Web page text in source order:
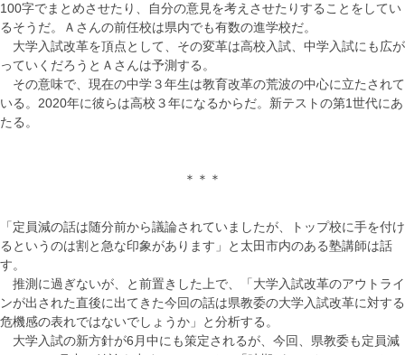
100字でまとめさせたり、自分の意見を考えさせたりすることをしてい
るそうだ。Ａさんの前任校は県内でも有数の進学校だ。
大学入試改革を頂点として、その変革は高校入試、中学入試にも広が
っていくだろうとＡさんは予測する。
その意味で、現在の中学３年生は教育改革の荒波の中心に立たされて
いる。2020年に彼らは高校３年になるからだ。新テストの第1世代にあ
たる。
＊＊＊
「定員減の話は随分前から議論されていましたが、トップ校に手を付け
るというのは割と急な印象があります」と太田市内のある塾講師は話
す。
推測に過ぎないが、と前置きした上で、「大学入試改革のアウトライ
ンが出された直後に出てきた今回の話は県教委の大学入試改革に対する
危機感の表れではないでしょうか」と分析する。
大学入試の新方針が6月中にも策定されるが、今回、県教委も定員減